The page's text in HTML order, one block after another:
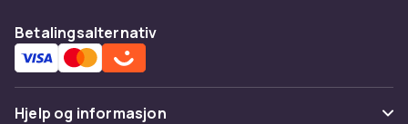
Betalingsalternativ
Hjelp og informasjon